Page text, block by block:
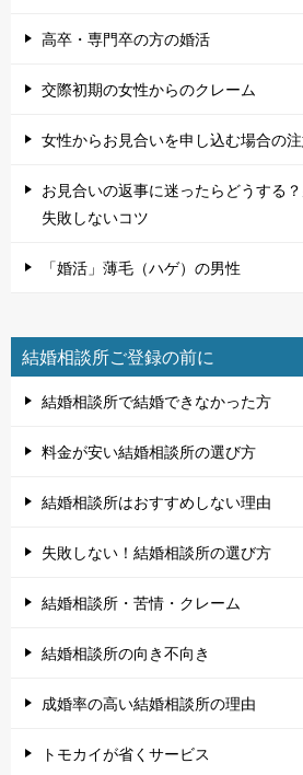
高卒・専門卒の方の婚活
交際初期の女性からのクレーム
女性からお見合いを申し込む場合の
お見合いの返事に迷ったらどうする
失敗しないコツ
「婚活」薄毛（ハゲ）の男性
結婚相談所ご登録の前に
結婚相談所で結婚できなかった方
料金が安い結婚相談所の選び方
結婚相談所はおすすめしない理由
失敗しない！結婚相談所の選び方
結婚相談所・苦情・クレーム
結婚相談所の向き不向き
成婚率の高い結婚相談所の理由
トモカイが省くサービス